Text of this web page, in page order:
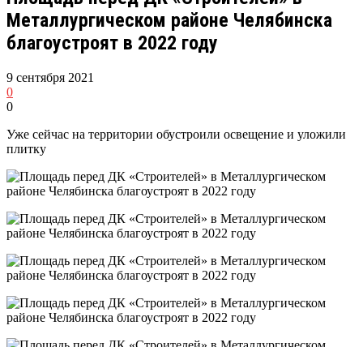
Металлургическом районе Челябинска
благоустроят в 2022 году
9 сентября 2021
0
0
Уже сейчас на территории обустроили освещение и уложили
плитку